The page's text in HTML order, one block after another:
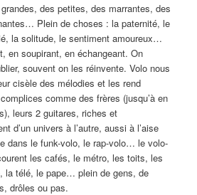
des petites, des marrantes, des
Plein de choses : la paternité, le
la solitude, le sentiment amoureux…
en soupirant, en échangeant. On
souvent on les réinvente. Volo nous
cisèle des mélodies et les rend
comme des frères (jusqu’à en
leurs 2 guitares, riches et
d’un univers à l’autre, aussi à l’aise
dans le funk-volo, le rap-volo… le volo-
les cafés, le métro, les toits, les
la télé, le pape… plein de gens, de
drôles ou pas.